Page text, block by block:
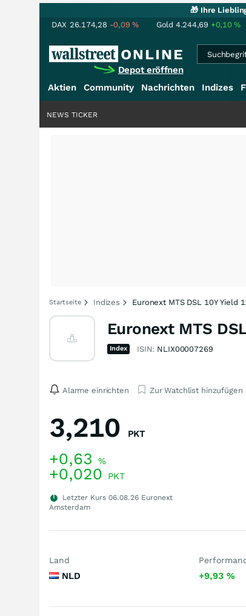
🎁 Ihre
DAX 26.174,28 -0,09% Gold 4.244,69 +0,10%
Depot eröffnen
Aktien Community Nachrichten Indizes
NEWS TICKER
Startseite Indizes Euronext MTS DSL 10Y Yield
Euronext MTS
Index ISIN: NLIX00007269
Alarme einrichten Zur Watchlist hinzufügen
3,210 PKT
+0,63 %
+0,020 PKT
Letzter Kurs 06.08.26 Euronext
Amsterdam
Land
NLD +9,93 %